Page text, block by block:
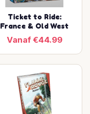
Ticket to Ride:
France & Old West
Vanaf €44.99